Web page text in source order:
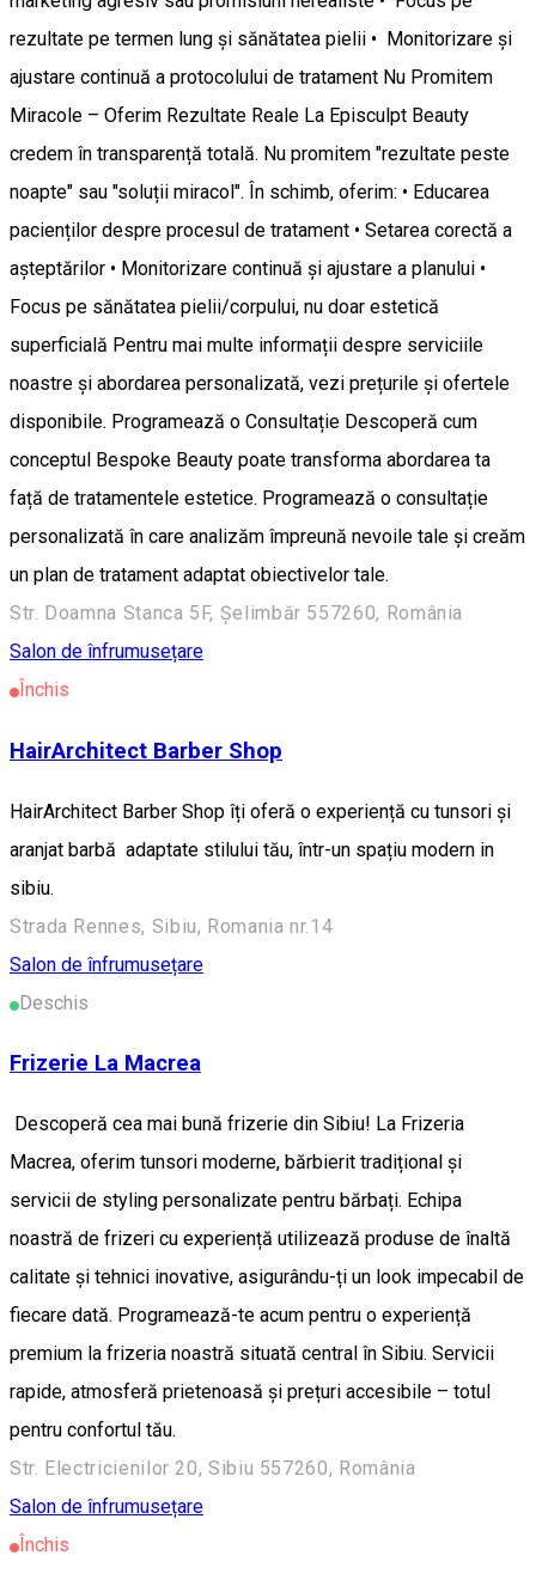
rezultate pe termen lung și sănătatea pielii • Monitorizare și
ajustare continuă a protocolului de tratament Nu Promitem
Miracole – Oferim Rezultate Reale La Episculpt Beauty
credem în transparență totală. Nu promitem "rezultate peste
noapte" sau "soluții miracol". În schimb, oferim: • Educarea
pacienților despre procesul de tratament • Setarea corectă a
așteptărilor • Monitorizare continuă și ajustare a planului •
Focus pe sănătatea pielii/corpului, nu doar estetică
superficială Pentru mai multe informații despre serviciile
noastre și abordarea personalizată, vezi prețurile și ofertele
disponibile. Programează o Consultație Descoperă cum
conceptul Bespoke Beauty poate transforma abordarea ta
față de tratamentele estetice. Programează o consultație
personalizată în care analizăm împreună nevoile tale și creăm
un plan de tratament adaptat obiectivelor tale.
Str. Doamna Stanca 5F, Șelimbăr 557260, România
Salon de înfrumusețare
Închis
HairArchitect Barber Shop
HairArchitect Barber Shop îți oferă o experiență cu tunsori și
aranjat barbă adaptate stilului tău, într-un spațiu modern in
sibiu.
Strada Rennes, Sibiu, Romania nr.14
Salon de înfrumusețare
Deschis
Frizerie La Macrea
Descoperă cea mai bună frizerie din Sibiu! La Frizeria
Macrea, oferim tunsori moderne, bărbierit tradițional și
servicii de styling personalizate pentru bărbați. Echipa
noastră de frizeri cu experiență utilizează produse de înaltă
calitate și tehnici inovative, asigurându-ți un look impecabil de
fiecare dată. Programează-te acum pentru o experiență
premium la frizeria noastră situată central în Sibiu. Servicii
rapide, atmosferă prietenoasă și prețuri accesibile – totul
pentru confortul tău.
Str. Electricienilor 20, Sibiu 557260, România
Salon de înfrumusețare
Închis